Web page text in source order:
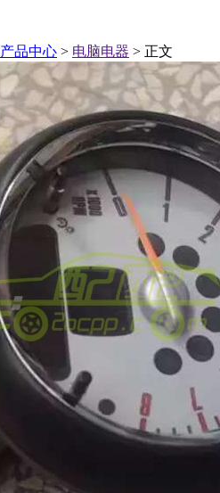
产品中心 > 电脑电器 > 正文